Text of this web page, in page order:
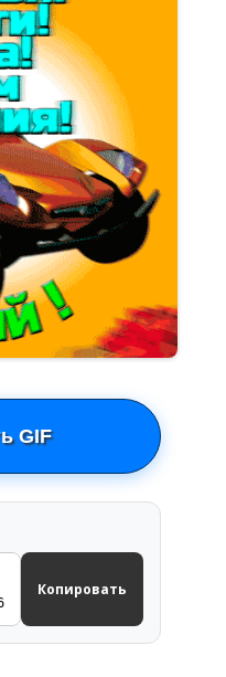
GIF
Копировать